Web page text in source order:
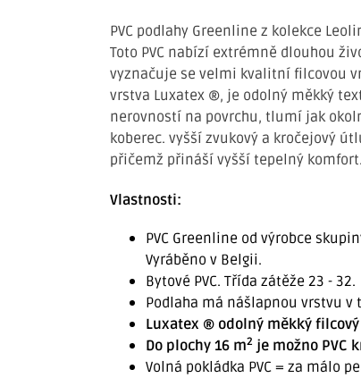
PVC podlahy Greenline z kolekce
Toto PVC nabízí extrémně dlouhou
vyznačuje se velmi kvalitní filcovou
vrstva Luxatex ®, je odolný měkký
nerovností na povrchu, tlumí jak
koberec. vyšší zvukový a kročejový
přičemž přináší vyšší tepelný komfort.
Vlastnosti:
PVC Greenline od výrobce
Vyráběno v Belgii.
Bytové PVC. Třída zátěže 23 - 32.
Podlaha má nášlapnou vrstvu v
Luxatex ® odolný měkký
Do plochy 16 m2 je možno PVC
Volná pokládka PVC = za málo